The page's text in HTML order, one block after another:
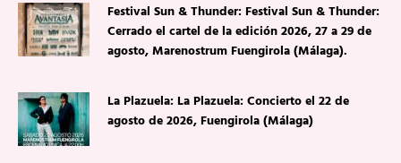
Festival Sun & Thunder: Festival Sun & Thunder:
Cerrado el cartel de la edición 2026, 27 a 29 de
agosto, Marenostrum Fuengirola (Málaga).
La Plazuela: La Plazuela: Concierto el 22 de
agosto de 2026, Fuengirola (Málaga)